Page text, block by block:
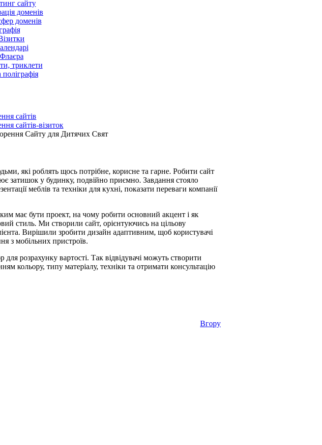
сайту
доменів
доменів
Флаєра
триклети
сайтів
сайтів-візиток
Сайту для Дитячих Свят
які роблять щось потрібне, корисне та гарне. Робити сайт
затишок у будинку, подвійно приємно. Завдання стояло
меблів та техніки для кухні, показати переваги компанії
має бути проект, на чому робити основний акцент і як
стиль. Ми створили сайт, орієнтуючись на цільову
Вирішили зробити дизайн адаптивним, щоб користувачі
з мобільних пристроїв.
для розрахунку вартості. Так відвідувачі можуть створити
кольору, типу матеріалу, техніки та отримати консультацію
Вгору